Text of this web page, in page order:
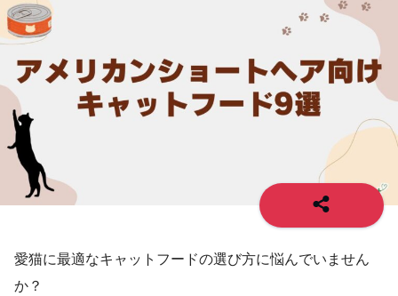
愛猫に最適なキャットフードの選び方に悩んでいません
か？